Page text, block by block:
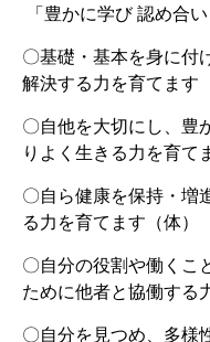
「豊かに学び 認め合
〇基礎・基本を身に付
解決する力を育てます
〇自他を大切にし、豊
りよく生きる力を育て
〇自ら健康を保持・増
る力を育てます（体）
〇自分の役割や働くこ
ために他者と協働する
〇自分を見つめ、多様